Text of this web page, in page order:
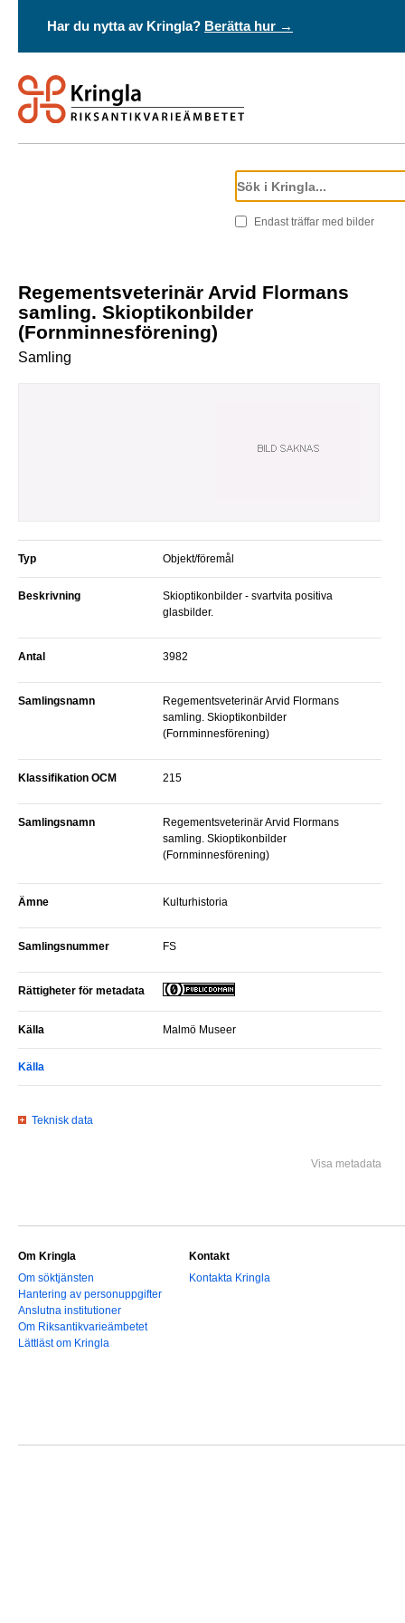
Har du nytta av Kringla? Berätta hur →
Endast träffar med bilder
Regementsveterinär Arvid Flormans
samling. Skioptikonbilder
(Fornminnesförening)
Samling
Typ Objekt/föremål
Beskrivning
Skioptikonbilder - svartvita positiva
glasbilder.
Antal 3982
Samlingsnamn
Regementsveterinär Arvid Flormans
samling. Skioptikonbilder
(Fornminnesförening)
Klassifikation OCM 215
Samlingsnamn
Regementsveterinär Arvid Flormans
samling. Skioptikonbilder
(Fornminnesförening)
Ämne Kulturhistoria
Samlingsnummer FS
Rättigheter för metadata
Källa Malmö Museer
Källa
Teknisk data
Visa metadata
Om Kringla
Om söktjänsten
Hantering av personuppgifter
Anslutna institutioner
Om Riksantikvarieämbetet
Lättläst om Kringla
Kontakt
Kontakta Kringla